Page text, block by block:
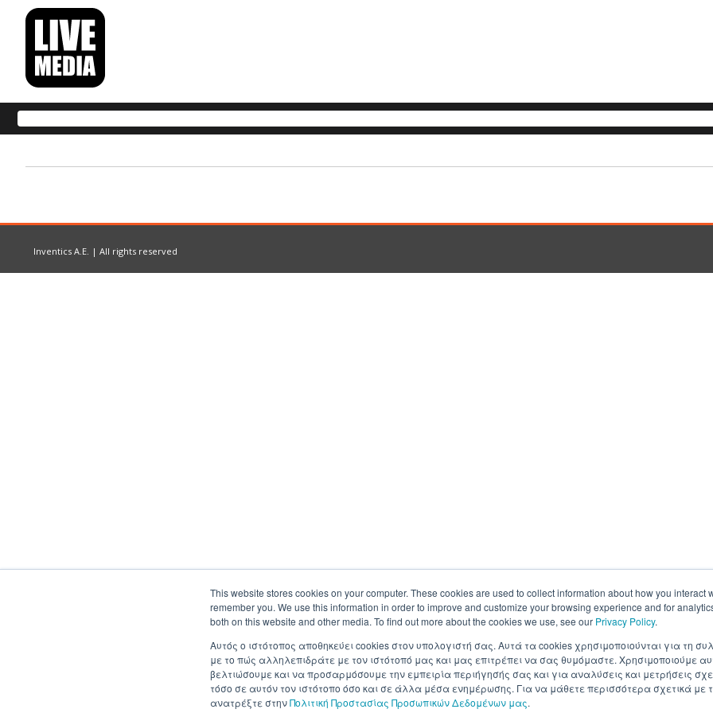
This website stores cookies on your computer. These cookies are used to collect information about how you interact
remember you. We use this information in order to improve and customize your browsing experience and for
both on this website and other media. To find out more about the cookies we use, see our Privacy Policy.
Αυτός ο ιστότοπος αποθηκεύει cookies στον υπολογιστή σας. Αυτά τα cookies χρησιμοποιούνται για τη
με το πώς αλληλεπιδράτε με τον ιστότοπό μας και μας επιτρέπει να σας θυμόμαστε. Χρησιμοποιούμε
βελτιώσουμε και να προσαρμόσουμε την εμπειρία περιήγησής σας και για αναλύσεις και μετρήσεις
τόσο σε αυτόν τον ιστότοπο όσο και σε άλλα μέσα ενημέρωσης. Για να μάθετε περισσότερα σχετικά με
ανατρέξτε στηνΠολιτική Προστασίας Προσωπικών Δεδομένων μας.
Inventics A.E. | All rights reserved